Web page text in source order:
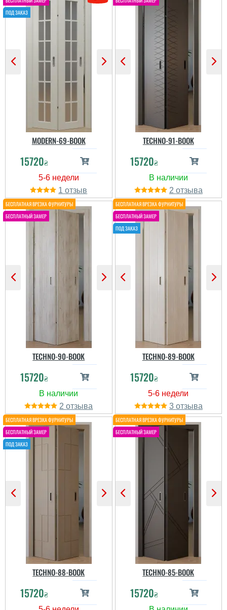
MODERN-69-BOOK
15720₴
1
TECHNO-91-BOOK
15720₴
2
TECHNO-90-BOOK
15720₴
2
TECHNO-89-BOOK
15720₴
3
TECHNO-88-BOOK
15720₴
TECHNO-85-BOOK
15720₴